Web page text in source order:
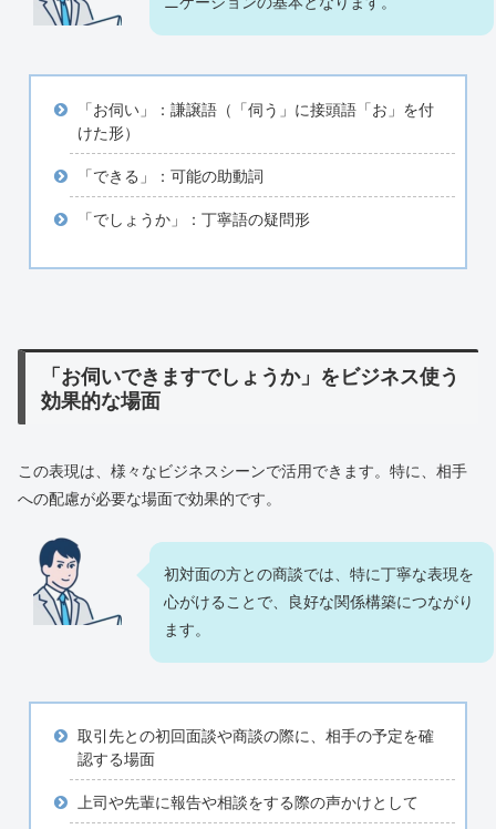
「お伺い」：謙譲語（「伺う」に接頭語「お」を付
けた形）
「できる」：可能の助動詞
「でしょうか」：丁寧語の疑問形
「お伺いできますでしょうか」をビジネス使う
効果的な場面
この表現は、様々なビジネスシーンで活用できます。特に、相手
への配慮が必要な場面で効果的です。
初対面の方との商談では、特に丁寧な表現を
心がけることで、良好な関係構築につながり
ます。
取引先との初回面談や商談の際に、相手の予定を確
認する場面
上司や先輩に報告や相談をする際の声かけとして